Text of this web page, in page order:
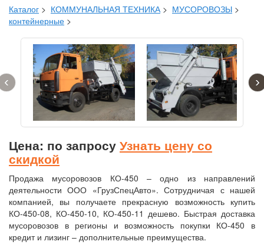
Каталог > КОММУНАЛЬНАЯ ТЕХНИКА> МУСОРОВОЗЫ >
контейнерные >
‹ ›
Цена: по запросу Узнать цену со
скидкой
Продажа мусоровозов КО-450 – одно из направлений
деятельности ООО «ГрузСпецАвто». Сотрудничая с нашей
компанией, вы получаете прекрасную возможность купить
КО-450-08, КО-450-10, КО-450-11 дешево. Быстрая доставка
мусоровозов в регионы и возможность покупки КО-450 в
кредит и лизинг – дополнительные преимущества.